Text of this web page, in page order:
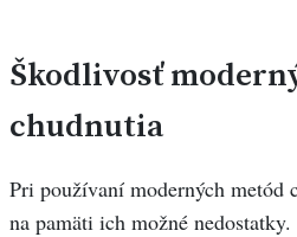
Škodlivosť
chudnutia
Pri používaní moderných metód
na pamäti ich možné nedostatky.